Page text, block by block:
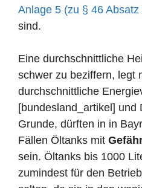
Anlage 5 (zu § 46 Absatz
sind.
Eine durchschnittliche
schwer zu beziffern, legt
durchschnittliche
[bundesland_artikel] und
Grunde, dürften in in
Fällen Öltanks mit
sein. Öltanks bis 1000
zumindest für den